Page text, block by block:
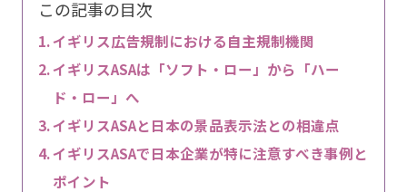
この記事の目次
イギリス広告規制における自主規制機関
イギリスASAは「ソフト・ロー」から「ハー
ド・ロー」へ
イギリスASAと日本の景品表示法との相違点
イギリスASAで日本企業が特に注意すべき事例と
ポイント